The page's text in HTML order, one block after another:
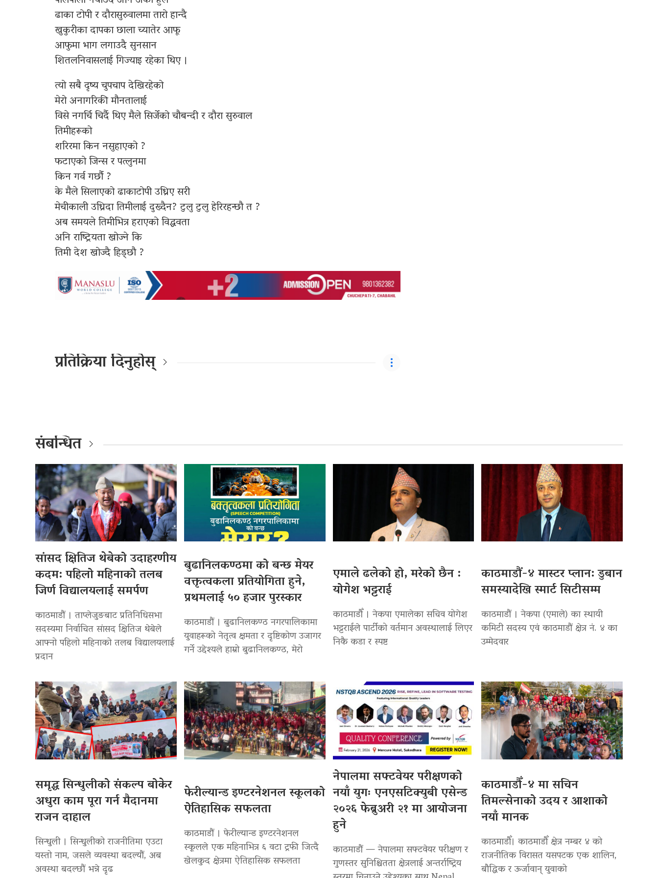
ढाका टोपी र दौरासुरुवालमा तारो हान्दै
खुकुरीका दापका छाला च्यातेर आफू
आफुमा भाग लगाउदै सुनसान
शितलनिवासलाई गिज्याइ रहेका थिए ।
त्यो सबै दृष्य चुपचाप देखिरहेको
मेरो अनागरिकी मौनतालाई
विसे नगर्चि चिर्दै थिए मैले सिर्जेको चौबन्दी र दौरा सुरुवाल
तिमीहरूको
शरिरमा किन नसुहाएको ?
फटाएको जिन्स र पत्लुनमा
किन गर्व गर्छौ ?
के मैले सिलाएको ढाकाटोपी उध्रिए सरी
मेचीकाली उध्रिदा तिमीलाई दुख्दैन? टुलु टुलु हेरिरहन्छौ त ?
अब समयले तिमीभित्र हराएको विद्धवता
अनि राष्ट्रियता खोज्ने कि
तिमी देश खोज्दै हिड्छौ ?
प्रतिक्रिया दिनुहोस्
संबन्धित
सांसद क्षितिज थेबेको उदाहरणीय
कदम: पहिलो महिनाको तलब
जिर्ण विद्यालयलाई समर्पण
काठमाडौं । ताप्लेजुङबाट प्रतिनिधिसभा
सदस्यमा निर्वाचित सांसद क्षितिज थेबेले
आफ्नो पहिलो महिनाको तलब विद्यालयलाई
प्रदान
बुढानिलकण्ठमा को बन्छ मेयर
वक्तृत्वकला प्रतियोगिता हुने,
प्रथमलाई ५० हजार पुरस्कार
काठमाडौं । बुढानिलकण्ठ नगरपालिकामा
युवाहरूको नेतृत्व क्षमता र दृष्टिकोण उजागर
गर्ने उद्देश्यले हाम्रो बुढानिलकण्ठ, मेरो
एमाले ढलेको हो, मरेको छैन :
योगेश भट्टराई
काठमाडौँ । नेकपा एमालेका सचिव योगेश
भट्टराईले पार्टीको वर्तमान अवस्थालाई लिएर
निकै कडा र स्पष्ट
काठमाडौं-४ मास्टर प्लान: डुबान
समस्यादेखि स्मार्ट सिटीसम्म
काठमाडौं । नेकपा (एमाले) का स्थायी
कमिटी सदस्य एवं काठमाडौं क्षेत्र नं. ४ का
उम्मेदवार
समृद्ध सिन्धुलीको संकल्प बोकेर
अधुरा काम पूरा गर्न मैदानमा
राजन दाहाल
सिन्धुली । सिन्धुलीको राजनीतिमा एउटा
यस्तो नाम, जसले व्यवस्था बदल्यौं, अब
अवस्था बदल्छौं भन्ने दृढ
फेरील्यान्ड इण्टरनेशनल स्कूलको
ऐतिहासिक सफलता
काठमाडौं । फेरील्यान्ड इण्टरनेशनल
स्कूलले एक महिनाभित्र ६ वटा ट्रफी जित्दै
खेलकुद क्षेत्रमा ऐतिहासिक सफलता
नेपालमा सफ्टवेयर परीक्षणको
नयाँ युगः एनएसटिक्युबी एसेन्ड
२०२६ फेब्रुअरी २१ मा आयोजना
हुने
काठमाडौं — नेपालमा सफ्टवेयर परीक्षण र
गुणस्तर सुनिश्चितता क्षेत्रलाई अन्तर्राष्ट्रिय
काठमाडौँ-४ मा सचिन
तिमल्सेनाको उदय र आशाको
नयाँ मानक
काठमाडौँ। काठमाडौँ क्षेत्र नम्बर ४ को
राजनीतिक विरासत यसपटक एक शालिन,
बौद्धिक र ऊर्जावान् युवाको